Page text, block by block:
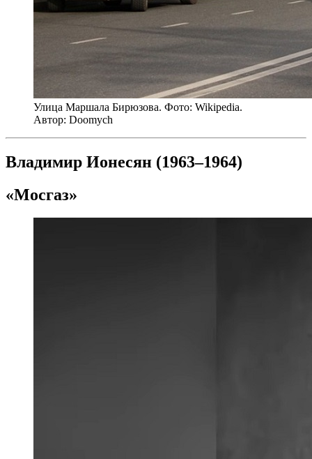
Улица Маршала Бирюзова. Фото: Wikipedia.
Автор: Doomych
Владимир Ионесян (1963–1964)
«Мосгаз»